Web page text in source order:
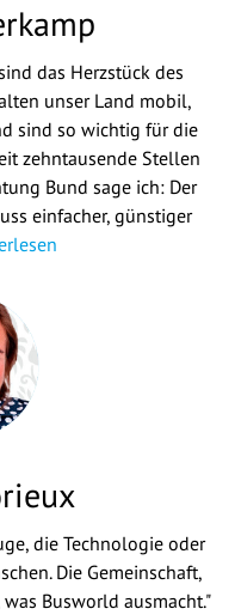
das Herzstück des
unser Land mobil,
sind so wichtig für die
zehntausende Stellen
Bund sage ich: Der
einfacher, günstiger
die Technologie oder
Die Gemeinschaft,
Busworld ausmacht."